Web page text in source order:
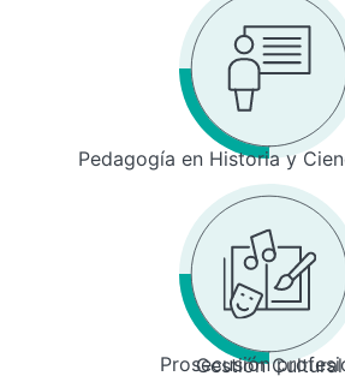
Pedagogía en Historia y
Prosecusión
Gestión Cultural